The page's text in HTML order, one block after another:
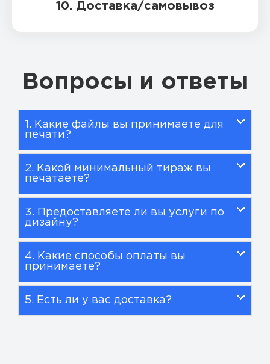
10. Доставка/самовывоз
Вопросы и ответы
1. Какие файлы вы принимаете для
печати?
2. Какой минимальный тираж вы
печатаете?
3. Предоставляете ли вы услуги по
дизайну?
4. Какие способы оплаты вы
принимаете?
5. Есть ли у вас доставка?